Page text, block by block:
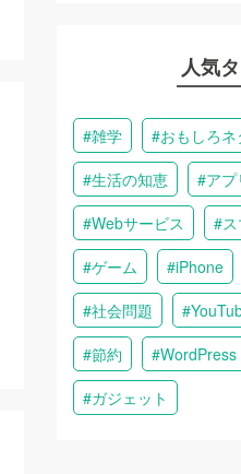
人気
雑学 おもしろネ
生活の知恵
アプ
Webサービス
ス
ゲーム
iPhone
社会問題
節約
WordPress
ガジェット